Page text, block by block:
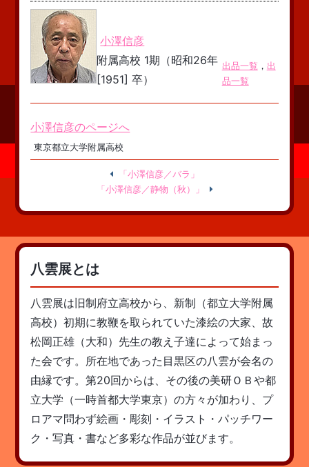
小澤信彦
附属高校 1期（昭和26年
[1951] 卒）
出品一覧 ， 出
品一覧
小澤信彦のページへ
東京都立大学附属高校
「小澤信彦／バラ」
「小澤信彦／静物（秋）」
八雲展とは
八雲展は旧制府立高校から、新制（都立大学附属
高校）初期に教鞭を取られていた漆絵の大家、故
松岡正雄（大和）先生の教え子達によって始まっ
た会です。所在地であった目黒区の八雲が会名の
由縁です。第20回からは、その後の美研ＯＢや都
立大学（一時首都大学東京）の方々が加わり、プ
ロアマ問わず絵画・彫刻・イラスト・パッチワー
ク・写真・書など多彩な作品が並びます。